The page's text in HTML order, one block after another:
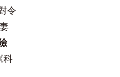
令
科